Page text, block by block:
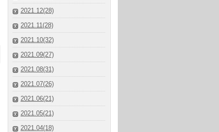
2021.12(28)
2021.11(28)
2021.10(32)
2021.09(27)
2021.08(31)
2021.07(26)
2021.06(21)
2021.05(21)
2021.04(18)